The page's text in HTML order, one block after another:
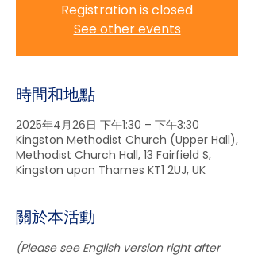
Registration is closed
See other events
時間和地點
2025年4月26日 下午1:30 – 下午3:30
Kingston Methodist Church (Upper Hall),
Methodist Church Hall, 13 Fairfield S,
Kingston upon Thames KT1 2UJ, UK
關於本活動
(Please see English version right after